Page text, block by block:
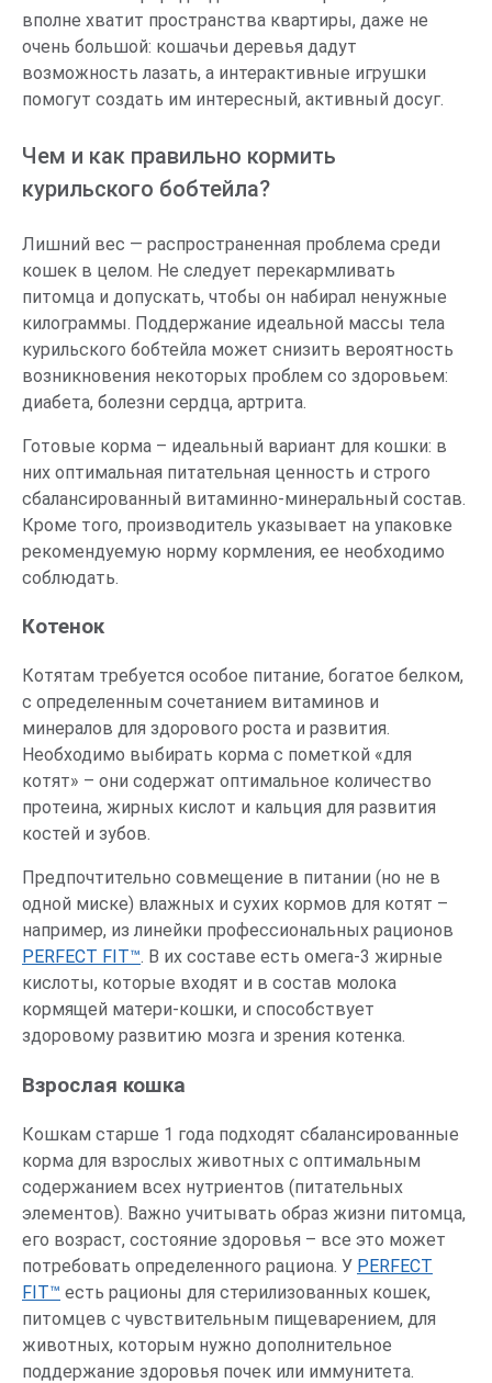
вполне хватит пространства квартиры, даже не
очень большой: кошачьи деревья дадут
возможность лазать, а интерактивные игрушки
помогут создать им интересный, активный досуг.
Чем и как правильно кормить
курильского бобтейла?
Лишний вес — распространенная проблема среди
кошек в целом. Не следует перекармливать
питомца и допускать, чтобы он набирал ненужные
килограммы. Поддержание идеальной массы тела
курильского бобтейла может снизить вероятность
возникновения некоторых проблем со здоровьем:
диабета, болезни сердца, артрита.
Готовые корма – идеальный вариант для кошки: в
них оптимальная питательная ценность и строго
сбалансированный витаминно-минеральный состав.
Кроме того, производитель указывает на упаковке
рекомендуемую норму кормления, ее необходимо
соблюдать.
Котенок
Котятам требуется особое питание, богатое белком,
с определенным сочетанием витаминов и
минералов для здорового роста и развития.
Необходимо выбирать корма с пометкой «для
котят» – они содержат оптимальное количество
протеина, жирных кислот и кальция для развития
костей и зубов.
Предпочтительно совмещение в питании (но не в
одной миске) влажных и сухих кормов для котят –
например, из линейки профессиональных рационов
PERFECT FIT™. В их составе есть омега-3 жирные
кислоты, которые входят и в состав молока
кормящей матери-кошки, и способствует
здоровому развитию мозга и зрения котенка.
Взрослая кошка
Кошкам старше 1 года подходят сбалансированные
корма для взрослых животных с оптимальным
содержанием всех нутриентов (питательных
элементов). Важно учитывать образ жизни питомца,
его возраст, состояние здоровья – все это может
потребовать определенного рациона. У PERFECT
FIT™ есть рационы для стерилизованных кошек,
питомцев с чувствительным пищеварением, для
животных, которым нужно дополнительное
поддержание здоровья почек или иммунитета.